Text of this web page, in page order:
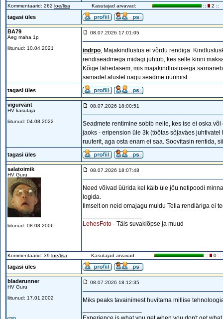
Kommentaarid: 262 loe/lisa Kasutajad arvavad: :: 2 ::
tagasi üles
BA79
Aeg maha 1p
liitunud: 10.04.2021
08.07.2026 17:01:05
indrpo, Majakindlustus ei võrdu rendiga.
rendiseadmega midagi juhtub, kes selle kinni
Kõige lähedasem, mis majakindlustusega
samadel alustel nagu seadme üürimist.
tagasi üles
vigurvänt
HV kasutaja
liitunud: 04.08.2022
08.07.2026 18:00:51
Seadmete rentimine sobib neile, kes ise ei oska
jaoks - eripension üle 3k (töötas sõjaväes
ruuterit, aga osta enam ei saa. Soovitasin rentida,
tagasi üles
salatoimik
HV Guru
liitunud: 08.08.2006
08.07.2026 18:07:48
Need võivad üürida kel käib üle jõu netipoodi
logida.
Ilmselt on neid omajagu muidu Telia rendiäriga ei
LehesFoto - Täis suvaklõpse ja muud
Kommentaarid: 39 loe/lisa Kasutajad arvavad: :: 0 ::
tagasi üles
bladerunner
HV Guru
liitunud: 17.01.2002
08.07.2026 18:12:35
Miks peaks tavainimest huvitama millise